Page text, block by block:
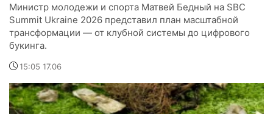
Министр молодежи и спорта Матвей Бедный на SBC
Summit Ukraine 2026 представил план масштабной
трансформации — от клубной системы до цифрового
букинга.
15:05 17.06